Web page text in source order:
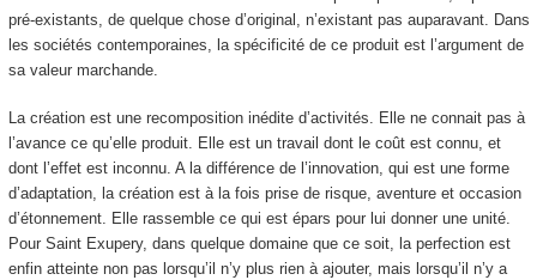
pré-existants, de quelque chose d’original, n’existant pas auparavant. Dans
les sociétés contemporaines, la spécificité de ce produit est l’argument de
sa valeur marchande.
La création est une recomposition inédite d’activités. Elle ne connait pas à
l’avance ce qu’elle produit. Elle est un travail dont le coût est connu, et
dont l’effet est inconnu. A la différence de l’innovation, qui est une forme
d’adaptation, la création est à la fois prise de risque, aventure et occasion
d’étonnement. Elle rassemble ce qui est épars pour lui donner une unité.
Pour Saint Exupery, dans quelque domaine que ce soit, la perfection est
enfin atteinte non pas lorsqu’il n’y plus rien à ajouter, mais lorsqu’il n’y a